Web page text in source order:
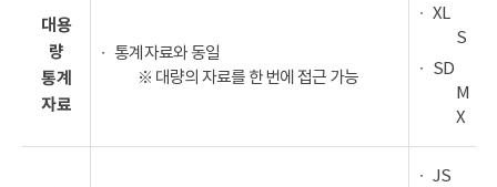
대용
량
통계
자료
통계자료와 동일
※ 대량의 자료를 한 번에 접근 가능
XL
S
SD
M
X
JS